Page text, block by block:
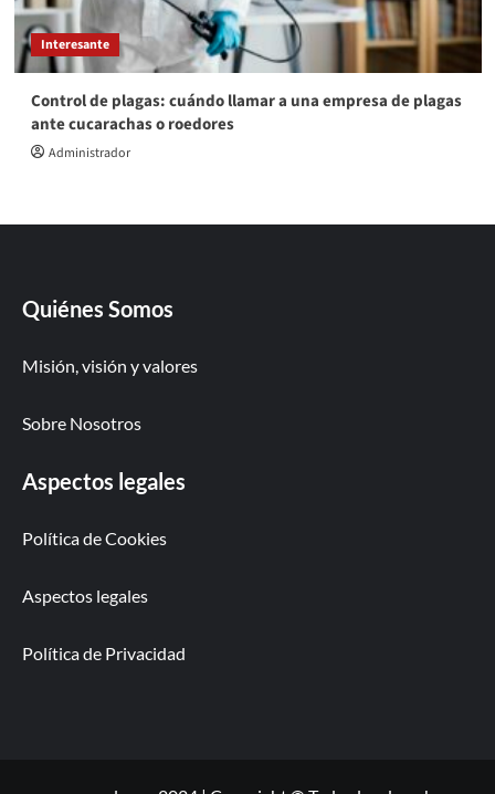
Interesante
Control de plagas: cuándo llamar a una empresa de plagas
ante cucarachas o roedores
Administrador
Quiénes Somos
Misión, visión y valores
Sobre Nosotros
Aspectos legales
Política de Cookies
Aspectos legales
Política de Privacidad